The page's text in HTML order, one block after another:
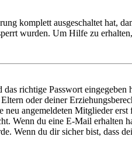
komplett ausgeschaltet hat,
wurden. Um Hilfe zu
richtige Passwort
oder deiner
angemeldeten Mitglieder
Wenn du eine E-Mail erhalten
Wenn du dir sicher bist, dass